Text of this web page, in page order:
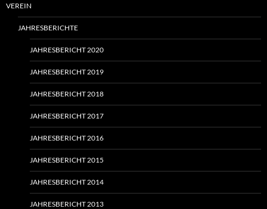
VEREIN
JAHRESBERICHTE
JAHRESBERICHT 2020
JAHRESBERICHT 2019
JAHRESBERICHT 2018
JAHRESBERICHT 2017
JAHRESBERICHT 2016
JAHRESBERICHT 2015
JAHRESBERICHT 2014
JAHRESBERICHT 2013